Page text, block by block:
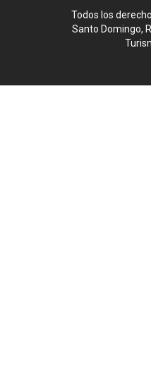
Todos los
Santo Domingo,